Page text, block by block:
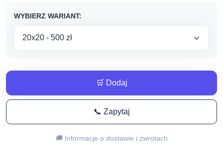
WYBIERZ WARIANT:
🛒 Dodaj
📞 Zapytaj
🚚 Informacje o dostawie i zwrotach